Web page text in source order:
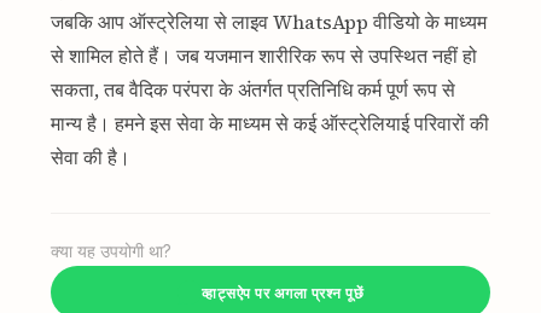
जबकि आप ऑस्ट्रेलिया से लाइव WhatsApp वीडियो के माध्यम
से शामिल होते हैं। जब यजमान शारीरिक रूप से उपस्थित नहीं हो
सकता, तब वैदिक परंपरा के अंतर्गत प्रतिनिधि कर्म पूर्ण रूप से
मान्य है। हमने इस सेवा के माध्यम से कई ऑस्ट्रेलियाई परिवारों की
सेवा की है।
क्या यह उपयोगी था?
व्हाट्सऐप पर अगला प्रश्न पूछें